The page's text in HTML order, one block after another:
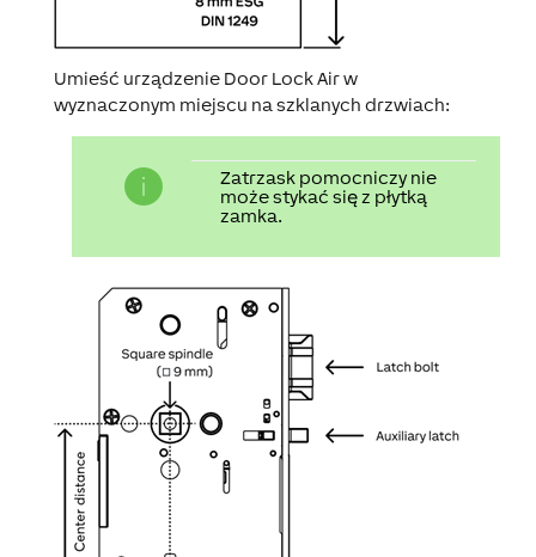
Umieść urządzenie Door Lock Air w
wyznaczonym miejscu na szklanych drzwiach:
Zatrzask pomocniczy nie
może stykać się z płytką
zamka.